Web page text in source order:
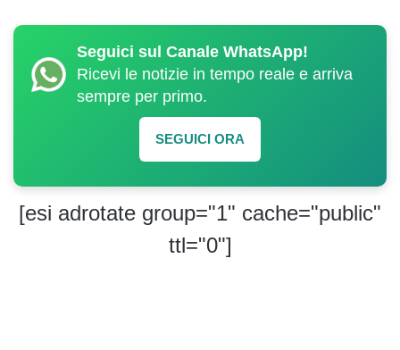
Seguici sul Canale WhatsApp!
Ricevi le notizie in tempo reale e arriva
sempre per primo.
SEGUICI ORA
[esi adrotate group="1" cache="public"
ttl="0"]